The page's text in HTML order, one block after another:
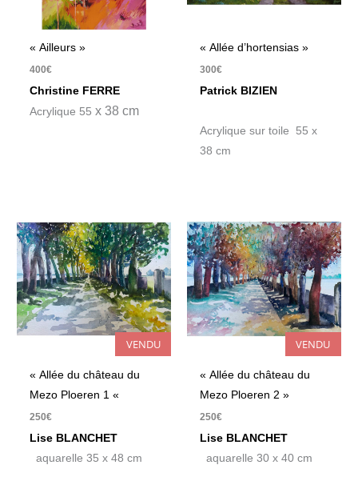
« Ailleurs »
400€
Christine FERRE
Acrylique 55x 38 cm
« Allée d’hortensias »
300€
Patrick BIZIEN
Acrylique sur toile 55 x
38 cm
VENDU
« Allée du château du
Mezo Ploeren 1 «
250€
Lise BLANCHET
aquarelle 35 x 48 cm
VENDU
« Allée du château du
Mezo Ploeren 2 »
250€
Lise BLANCHET
aquarelle 30 x 40 cm